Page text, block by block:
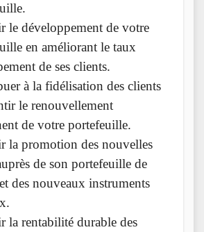
le développement de votre
en améliorant le taux
de ses clients.
à la fidélisation des clients
le renouvellement
de votre portefeuille.
la promotion des nouvelles
de son portefeuille de
des nouveaux instruments
la rentabilité durable des